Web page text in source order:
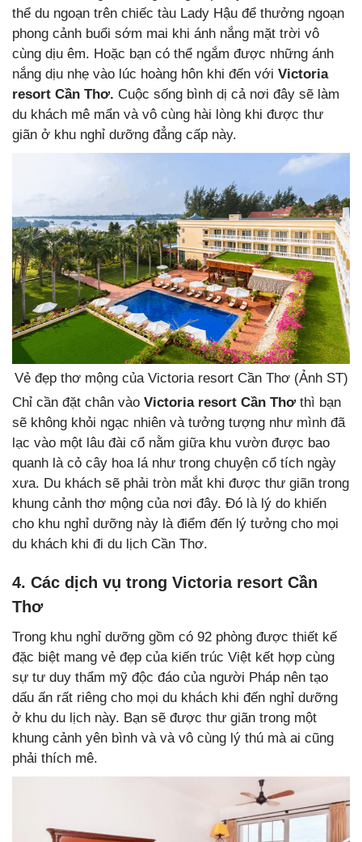
thể du ngoạn trên chiếc tàu Lady Hậu để thưởng ngoạn
phong cảnh buổi sớm mai khi ánh nắng mặt trời vô
cùng dịu êm. Hoặc bạn có thể ngắm được những ánh
nắng dịu nhẹ vào lúc hoàng hôn khi đến với Victoria
resort Cần Thơ. Cuộc sống bình dị cả nơi đây sẽ làm
du khách mê mẩn và vô cùng hài lòng khi được thư
giãn ở khu nghỉ dưỡng đẳng cấp này.
Vẻ đẹp thơ mộng của Victoria resort Cần Thơ (Ảnh ST)
Chỉ cần đặt chân vào Victoria resort Cần Thơ thì bạn
sẽ không khỏi ngạc nhiên và tưởng tượng như mình đã
lạc vào một lâu đài cổ nằm giữa khu vườn được bao
quanh là cỏ cây hoa lá như trong chuyện cổ tích ngày
xưa. Du khách sẽ phải tròn mắt khi được thư giãn trong
khung cảnh thơ mộng của nơi đây. Đó là lý do khiến
cho khu nghỉ dưỡng này là điểm đến lý tưởng cho mọi
du khách khi đi du lịch Cần Thơ.
4. Các dịch vụ trong Victoria resort Cần
Thơ
Trong khu nghỉ dưỡng gồm có 92 phòng được thiết kế
đặc biệt mang vẻ đẹp của kiến trúc Việt kết hợp cùng
sự tư duy thẩm mỹ độc đáo của người Pháp nên tạo
dấu ấn rất riêng cho mọi du khách khi đến nghỉ dưỡng
ở khu du lịch này. Bạn sẽ được thư giãn trong một
khung cảnh yên bình và và vô cùng lý thú mà ai cũng
phải thích mê.